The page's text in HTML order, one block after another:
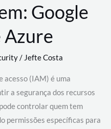
Google
Azure
/ Jefte Costa
acesso (IAM) é uma
a segurança dos recursos
controlar quem tem
permissões específicas para